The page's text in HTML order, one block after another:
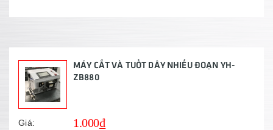
MÁY CẮT VÀ TUỐT DÂY NHIỀU ĐOẠN YH-
ZB880
Giá: 1.000₫